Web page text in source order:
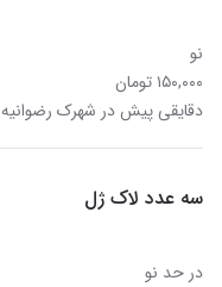
نو
۱۵۰,۰۰۰ تومان
دقایقی پیش در شهرک رضوانیه
سه عدد لاک ژل
در حد نو